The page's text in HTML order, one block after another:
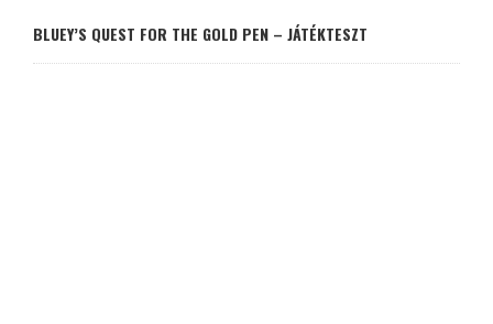
BLUEY’S QUEST FOR THE GOLD PEN – JÁTÉKTESZT